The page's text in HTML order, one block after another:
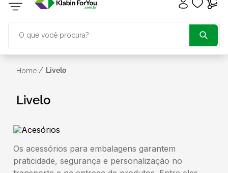
Home / Livelo
Livelo
Os acessórios para embalagens garantem
praticidade, segurança e personalização no
3º caixa sedex